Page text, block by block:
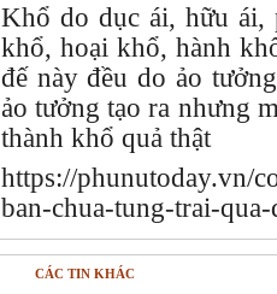
Khổ do dục ái, hữu ái,
khổ, hoại khổ, hành
đế này đều do ảo
ảo tưởng tạo ra nhưng
thành khổ quả thật
https://phunutoday.vn/
ban-chua-tung-trai-
CÁC TIN KHÁC